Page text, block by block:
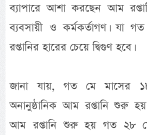
ব্যাপারে আশা করছেন আম
ব্যবসায়ী ও কর্মকর্তাগণ। যা
রপ্তানির হারের চেয়ে দ্বিগুণ হবে।
জানা যায়, গত মে মাসের
অনানুষ্ঠানিক আম রপ্তানি শুরু
আম রপ্তানি শুরু হয় গত ২৮